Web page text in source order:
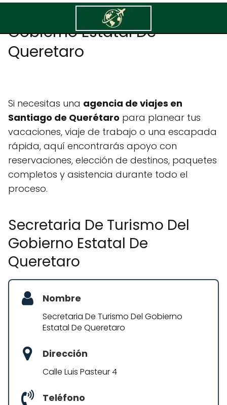
Secretaria De Turismo Del
Gobierno Estatal De
Queretaro
Si necesitas una agencia de viajes en
Santiago de Querétaro para planear tus
vacaciones, viaje de trabajo o una escapada
rápida, aquí encontrarás apoyo con
reservaciones, elección de destinos, paquetes
completos y asistencia durante todo el
proceso.
Secretaria De Turismo Del
Gobierno Estatal De
Queretaro
Nombre
Secretaria De Turismo Del Gobierno
Estatal De Queretaro
Dirección
Calle Luis Pasteur 4
Teléfono